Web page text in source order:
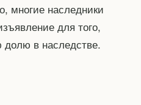
многие наследники
для того,
в наследстве.